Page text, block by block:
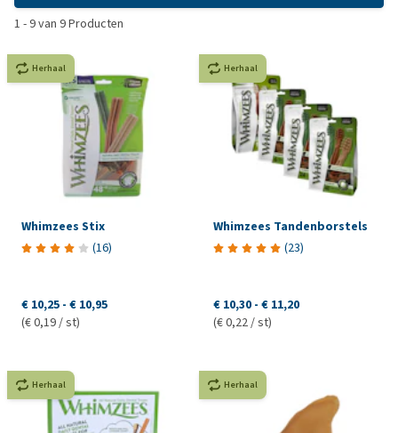
1 -9van 9Producten
Herhaal
Whimzees Stix
(16)
€ 10,25 - € 10,95
(€ 0,19 / st)
Herhaal
Whimzees Tandenborstels
(23)
€ 10,30 - € 11,20
(€ 0,22 / st)
Herhaal Herhaal